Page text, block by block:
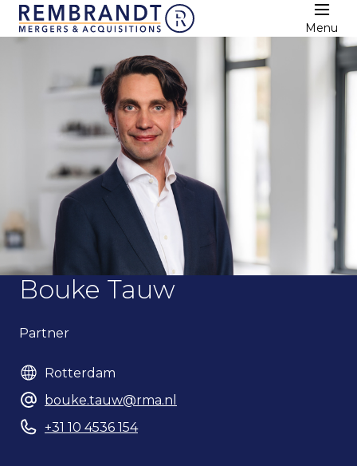
Menu
Bouke Tauw
Partner
Rotterdam
bouke.tauw@rma.nl
+31 10 4536 154